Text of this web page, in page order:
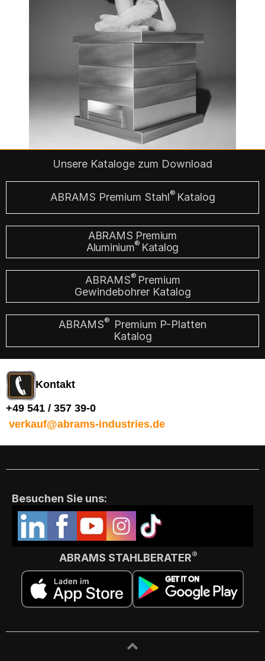
Unsere Kataloge zum Download
ABRAMS Premium Stahl® Katalog
ABRAMS Premium
Aluminium® Katalog
ABRAMS® Premium
Gewindebohrer Katalog
ABRAMS® Premium P-Platten
Katalog
Kontakt
+49 541 / 357 39-0
verkauf@abrams-industries.de
Besuchen Sie uns:
ABRAMS STAHLBERATER®